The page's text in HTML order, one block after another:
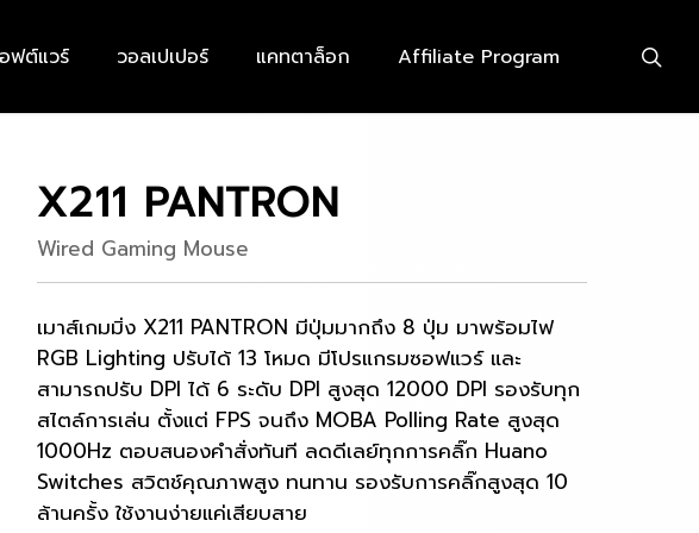
ฟต์แวร์ วอลเปเปอร์ แคทตาล็อก Affiliate Program
X211 PANTRON
Wired Gaming Mouse
เมาส์เกมมิ่งX211 PANTRON มีปุ่มมากถึง 8 ปุ่ม มาพร้อมไฟ
RGB Lighting ปรับได้ 13 โหมด มีโปรแกรมซอฟแวร์ และ
สามารถปรับ DPI ได้ 6 ระดับ DPI สูงสุด 12000 DPI รองรับทุก
สไตล์การเล่น ตั้งแต่ FPS จนถึง MOBA Polling Rate สูงสุด
1000Hz ตอบสนองคำสั่งทันที ลดดีเลย์ทุกการคลิ๊ก Huano
Switches สวิตช์คุณภาพสูง ทนทาน รองรับการคลิ๊กสูงสุด 10
ล้านครั้ง ใช้งานง่ายแค่เสียบสาย